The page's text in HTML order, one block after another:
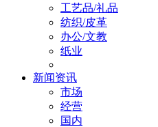
工艺品/礼品
纺织/皮革
办公/文教
纸业
新闻资讯
市场
经营
国内